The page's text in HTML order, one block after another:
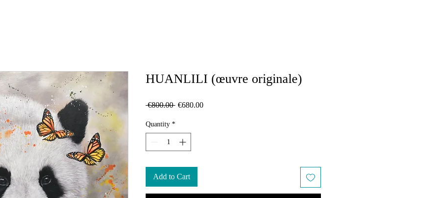
HUANLILI (œuvre originale)
€800.00 Regular
€680.00Sale
Quantity *
Add to Cart